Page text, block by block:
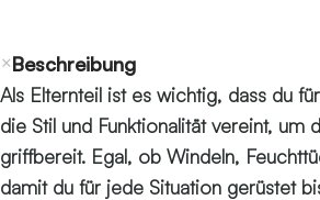
Beschreibung
Als Elternteil ist es wichtig, dass du
die Stil und Funktionalität vereint,
griffbereit. Egal, ob Windeln,
damit du für jede Situation gerüstet